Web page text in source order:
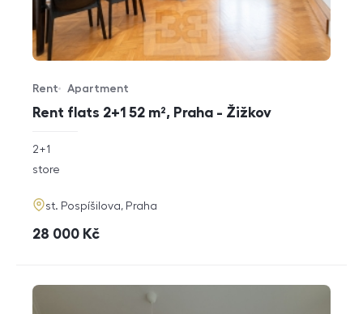
Rent flats 2+1 52 m², Praha - Žižkov
Offer type
Rent
Property type
Apartment
rozměry
2+1
funkce
store
adresa
st. Pospíšilova, Praha
cena
28 000 Kč